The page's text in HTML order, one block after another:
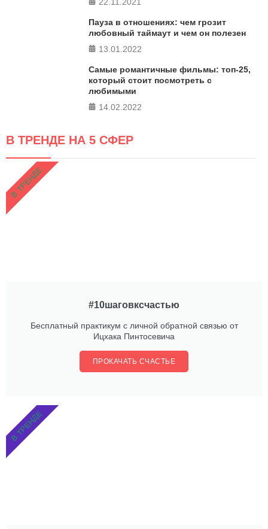
Пауза в отношениях: чем грозит
любовный таймаут и чем он полезен
13.01.2022
Самые романтичные фильмы: топ-25,
который стоит посмотреть с
любимыми
14.02.2022
В ТРЕНДЕ НА 5 СФЕР
#10шаговксчастью
Бесплатный практикум с личной обратной связью от
Ицхака Пинтосевича
ПРОКАЧАТЬ СЧАСТЬЕ
В ТРЕНДЕ
В ТРЕНДЕ